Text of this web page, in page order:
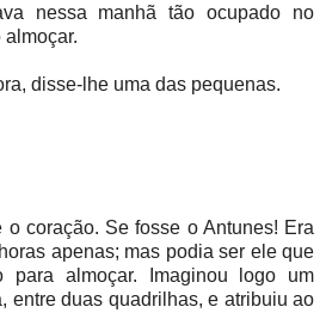
nessa manhã tão ocupado no
disse-lhe uma das pequenas.
o coração. Se fosse o Antunes! Era
apenas; mas podia ser ele que
para almoçar. Imaginou logo um
entre duas quadrilhas, e atribuiu ao